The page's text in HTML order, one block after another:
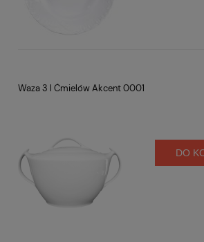
Waza 3 l Ćmielów Akcent 0001
DO